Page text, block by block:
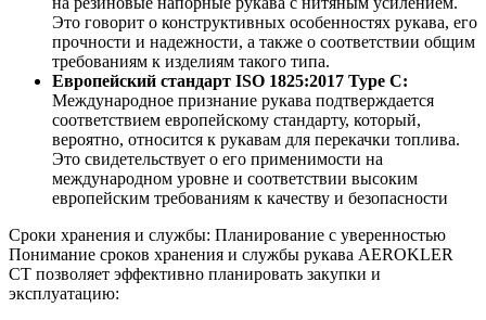
Это говорит о конструктивных особенностях рукава, его
прочности и надежности, а также о соответствии общим
требованиям к изделиям такого типа.
Европейский стандарт ISO 1825:2017 Type C:
Международное признание рукава подтверждается
соответствием европейскому стандарту, который,
вероятно, относится к рукавам для перекачки топлива.
Это свидетельствует о его применимости на
международном уровне и соответствии высоким
европейским требованиям к качеству и безопасности
Сроки хранения и службы: Планирование с уверенностью
Понимание сроков хранения и службы рукава AEROKLER
CT позволяет эффективно планировать закупки и
эксплуатацию: